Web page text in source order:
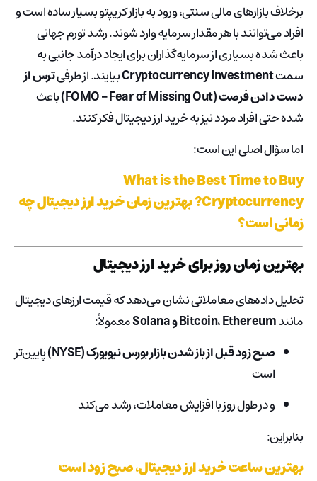
برخلاف بازارهای مالی سنتی، ورود به بازار کریپتو بسیار ساده است و
افراد می‌توانند با هر مقدار سرمایه وارد شوند. رشد تورم جهانی
باعث شده بسیاری از سرمایه‌گذاران برای ایجاد درآمد جانبی به
سمتCryptocurrency Investmentبیایند. از طرفیترس از
دست دادن فرصت (FOMO – Fear of Missing Out)
باعث
شده حتی افراد مردد نیز به خرید ارز دیجیتال فکر کنند.
اما سؤال اصلی این است:
What is the Best Time to Buy
Cryptocurrency? بهترین زمان خرید ارز دیجیتال چه
زمانی است؟
بهترین زمان روز برای خرید ارز دیجیتال
تحلیل داده‌های معاملاتی نشان می‌دهد که قیمت ارزهای دیجیتال
مانندBitcoin، Ethereum و Solana
معمولاً:
صبح زود قبل از باز شدن بازار بورس نیویورک (NYSE)
پایین‌تر
است
و در طول روز با افزایش معاملات، رشد می‌کند
بنابراین:
بهترین ساعت خرید ارز دیجیتال، صبح زود است